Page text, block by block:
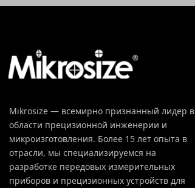
Mikrosize — всемирно признанный лидер в
области прецизионной инженерии и
микроизготовления. Более 15 лет опыта в
отрасли, мы специализируемся на
разработке передовых измерительных
приборов и прецизионных устройств для